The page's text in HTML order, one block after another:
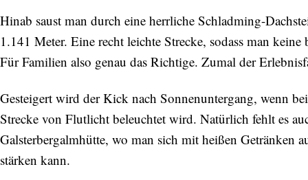
Hinab saust man durch eine herrliche Schladming-
1.141 Meter. Eine recht leichte Strecke, sodass man
Für Familien also genau das Richtige. Zumal der
Gesteigert wird der Kick nach Sonnenuntergang, wenn
Strecke von Flutlicht beleuchtet wird. Natürlich fehlt es
Galsterbergalmhütte, wo man sich mit heißen Getränken
stärken kann.